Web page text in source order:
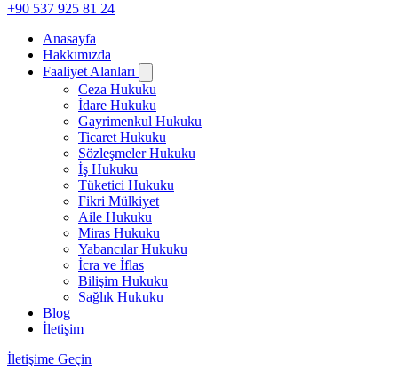
+90 537 925 81 24
Anasayfa
Hakkımızda
Faaliyet Alanları
Ceza Hukuku
İdare Hukuku
Gayrimenkul Hukuku
Ticaret Hukuku
Sözleşmeler Hukuku
İş Hukuku
Tüketici Hukuku
Fikri Mülkiyet
Aile Hukuku
Miras Hukuku
Yabancılar Hukuku
İcra ve İflas
Bilişim Hukuku
Sağlık Hukuku
Blog
İletişim
İletişime Geçin